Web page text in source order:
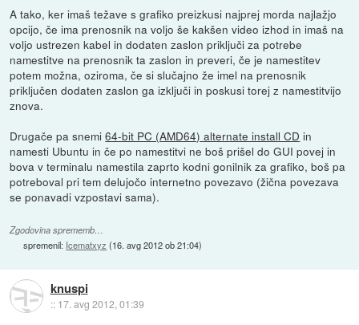
A tako, ker imaš težave s grafiko preizkusi najprej morda najlažjo
opcijo, če ima prenosnik na voljo še kakšen video izhod in imaš na
voljo ustrezen kabel in dodaten zaslon priključi za potrebe
namestitve na prenosnik ta zaslon in preveri, če je namestitev
potem možna, oziroma, če si slučajno že imel na prenosnik
priključen dodaten zaslon ga izključi in poskusi torej z namestitvijo
znova.
Drugače pa snemi64-bit PC (AMD64) alternate install CD in
namesti Ubuntu in če po namestitvi ne boš prišel do GUI povej in
bova v terminalu namestila zaprto kodni gonilnik za grafiko, boš pa
potreboval pri tem delujočo internetno povezavo (žična povezava
se ponavadi vzpostavi sama).
Zgodovina sprememb…
spremenil: Icematxyz (16. avg 2012 ob 21:04)
knuspi
:: 17. avg 2012, 01:39